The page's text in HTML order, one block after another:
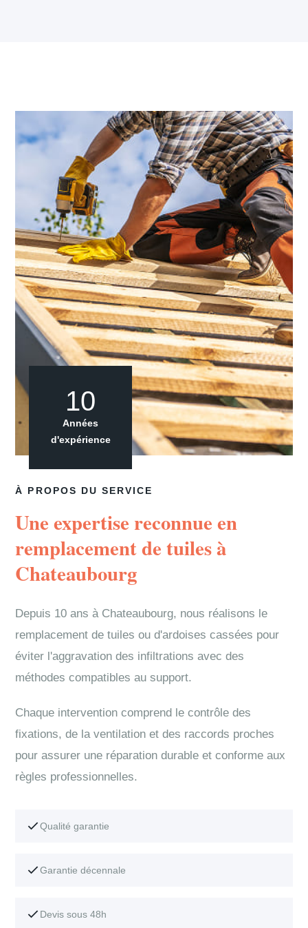
À PROPOS DU SERVICE
Une expertise reconnue en
remplacement de tuiles à
Chateaubourg
Depuis 10 ans à Chateaubourg, nous réalisons le
remplacement de tuiles ou d'ardoises cassées pour
éviter l'aggravation des infiltrations avec des
méthodes compatibles au support.
Chaque intervention comprend le contrôle des
fixations, de la ventilation et des raccords proches
pour assurer une réparation durable et conforme aux
règles professionnelles.
Qualité garantie
Garantie décennale
Devis sous 48h
10
Années
d'expérience